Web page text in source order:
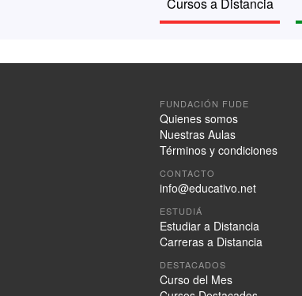
Cursos a Distancia
FUNDACIÓN FUDE
Quienes somos
Nuestras Aulas
Términos y condiciones
CONTACTO
info@educativo.net
ESTUDIÁ
Estudiar a Distancia
Carreras a Distancia
DESTACADOS
Curso del Mes